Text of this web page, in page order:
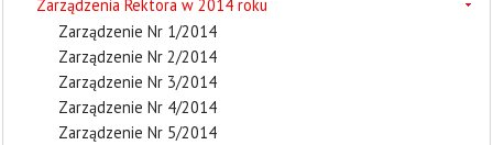
Zarządzenia Rektora w 2014 roku
Zarządzenie Nr 1/2014
Zarządzenie Nr 2/2014
Zarządzenie Nr 3/2014
Zarządzenie Nr 4/2014
Zarządzenie Nr 5/2014